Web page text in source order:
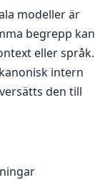
modeller är
begrepp kan
eller språk.
intern
den till